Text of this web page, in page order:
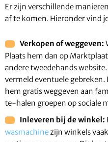
Er zijn verschillende
af te komen. Hieronder vind
Verkopen of weggeven:
Plaats hem dan op
andere tweedehands
vermeld eventuele
hem gratis weggeven aan
te-halen groepen op sociale
Inleveren bij de winkel:
wasmachine zijn winkels